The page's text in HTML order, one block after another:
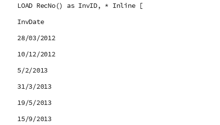
LOAD RecNo() as InvID, * Inline [
InvDate
28/03/2012
10/12/2012
5/2/2013
31/3/2013
19/5/2013
15/9/2013